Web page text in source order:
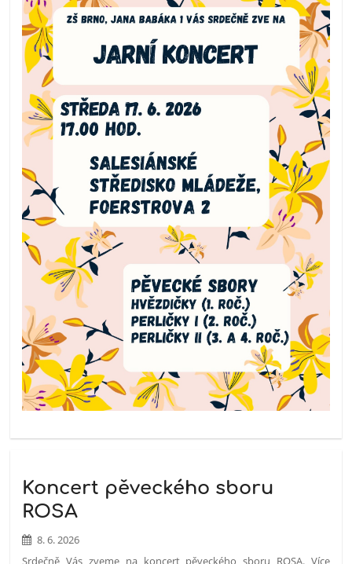
Koncert pěveckého sboru
ROSA
8. 6. 2026
Srdečně Vás zveme na koncert pěveckého sboru ROSA. Více